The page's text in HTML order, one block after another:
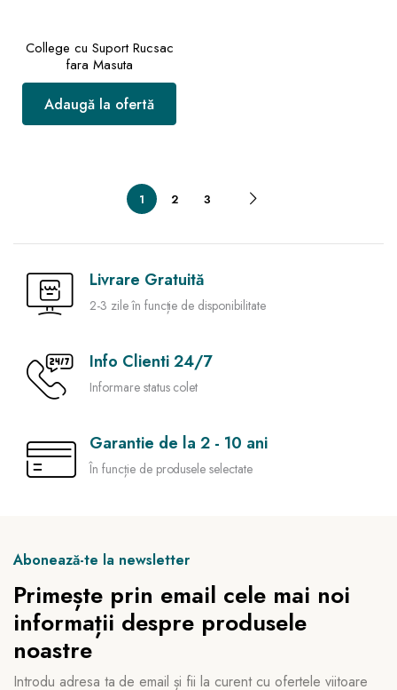
College cu Suport Rucsac
fara Masuta
Adaugă la ofertă
1 2 3
Livrare Gratuită
2-3 zile în funcție de disponibilitate
Info Clienti 24/7
Informare status colet
Garantie de la 2 - 10 ani
În funcție de produsele selectate
Abonează-te la newsletter
Primește prin email cele mai noi
informații despre produsele
noastre
Introdu adresa ta de email și fii la curent cu ofertele viitoare